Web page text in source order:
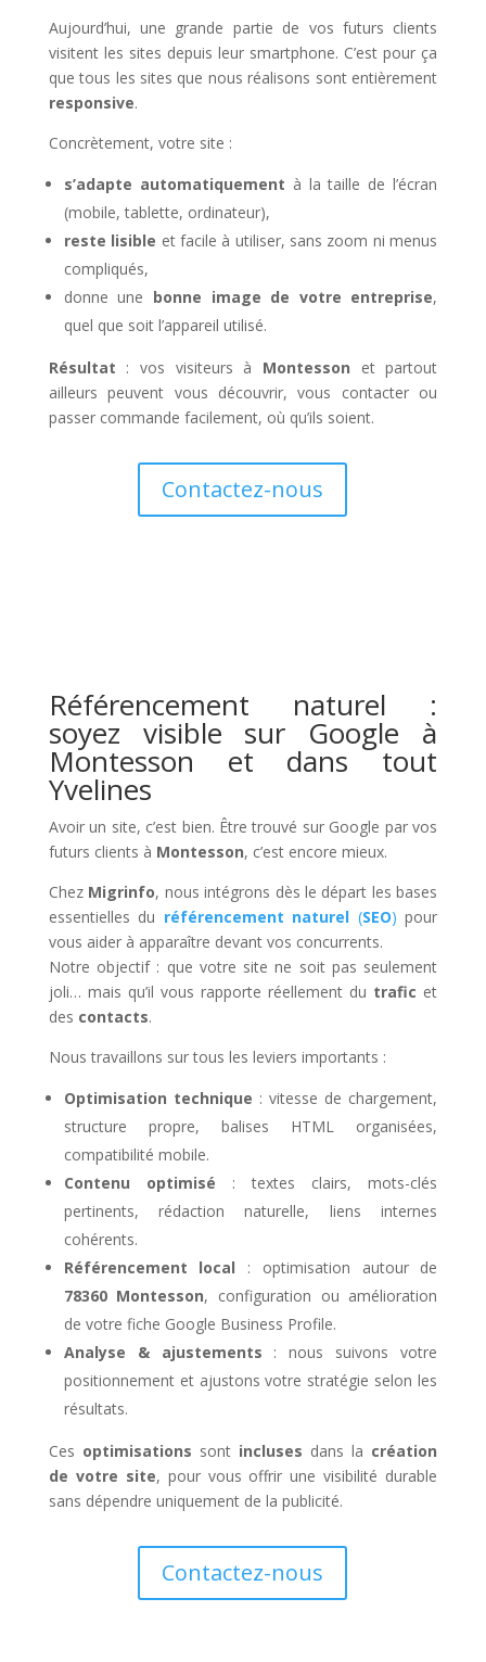
Aujourd’hui, une grande partie de vos futurs clients
visitent les sites depuis leur smartphone. C’est pour ça
que tous les sites que nous réalisons sont entièrement
responsive.
Concrètement, votre site :
s’adapte automatiquement à la taille de l’écran
(mobile, tablette, ordinateur),
reste lisible et facile à utiliser, sans zoom ni menus
compliqués,
donne une bonne image de votre entreprise,
quel que soit l’appareil utilisé.
Résultat : vos visiteurs à Montesson et partout
ailleurs peuvent vous découvrir, vous contacter ou
passer commande facilement, où qu’ils soient.
Contactez-nous
Référencement naturel :
soyez visible sur Google à
Montesson et dans tout
Yvelines
Avoir un site, c’est bien. Être trouvé sur Google par vos
futurs clients à Montesson, c’est encore mieux.
Chez Migrinfo, nous intégrons dès le départ les bases
essentielles du référencement naturel (SEO) pour
vous aider à apparaître devant vos concurrents.
Notre objectif : que votre site ne soit pas seulement
joli… mais qu’il vous rapporte réellement du trafic et
des contacts.
Nous travaillons sur tous les leviers importants :
Optimisation technique : vitesse de chargement,
structure propre, balises HTML organisées,
compatibilité mobile.
Contenu optimisé : textes clairs, mots-clés
pertinents, rédaction naturelle, liens internes
cohérents.
Référencement local : optimisation autour de
78360 Montesson, configuration ou amélioration
de votre fiche Google Business Profile.
Analyse & ajustements : nous suivons votre
positionnement et ajustons votre stratégie selon les
résultats.
Ces optimisations sont incluses dans la création
de votre site, pour vous offrir une visibilité durable
sans dépendre uniquement de la publicité.
Contactez-nous